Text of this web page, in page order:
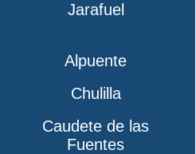
Jarafuel
Alpuente
Chulilla
Caudete de las
Fuentes